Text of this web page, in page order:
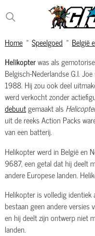
Ga
direct
de
Home » Speelgoed » België
Helikopterwas als
Belgisch-Nederlandse G.I.
1988. Hij zou ook deel
werd verkocht zonder
debuutgemaakt als
uit de reeks Action Packs
van een batterij.
Helikopter werd in België en
9687, een getal dat hij deelt
andere Europese landen.
Helikopter is volledig identiek
bestaan geen andere versies
en hij deelt zijn ontwerp niet
landen.